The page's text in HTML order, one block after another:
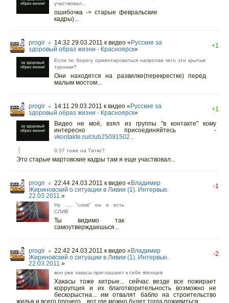
участвовал...
ошибочка -> старые февральские
кадры)...
progir ○ 14:32 29.03.2011 к видео « Русские за
здоровый образ жизни - Красноярск» +1
Если по берегу ориентироваться напротив чего эти крытые
турники?
Они находятся на развилке(перекрестке) перед
малым мостом...
progir ○ 14:11 29.03.2011 к видео « Русские за
здоровый образ жизни - Красноярск»
+1
Видео не моё, взял из группы "в контакте" кому
интересно присоединяйтесь -
vkontakte.ru/club25091502...
0:37 тоже на Татке?
Это старые мартовские кадры там я еще участвовал...
progir ○ 22:44 24.03.2011 к видео « Владимир
Жириновский о ситуации в Ливии (1). Интервью.
22.03.2011.»
-1
Ну .... "слив" он и есть
СЛИВ
Ты видимо так
самоутверждаешься...
progir ○ 22:42 24.03.2011 к видео « Владимир
Жириновский о ситуации в Ливии (1). Интервью.
22.03.2011.»
-2
вон уже хакасы приглашают к себе японцев
Хакасы тоже хитрые... сейчас везде все пожирает
коррупция и их благотворительность возможно не
бескорыстна... им отвалят бабло на строительство
жилья и всего прочего... вот где можно будет тогда поживиться...